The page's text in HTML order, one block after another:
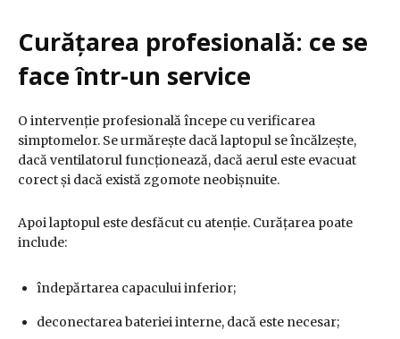
Curățarea profesională: ce se
face într-un service
O intervenție profesională începe cu verificarea
simptomelor. Se urmărește dacă laptopul se încălzește,
dacă ventilatorul funcționează, dacă aerul este evacuat
corect și dacă există zgomote neobișnuite.
Apoi laptopul este desfăcut cu atenție. Curățarea poate
include:
îndepărtarea capacului inferior;
deconectarea bateriei interne, dacă este necesar;